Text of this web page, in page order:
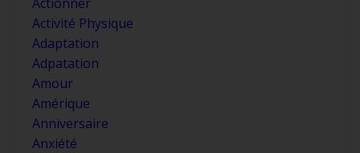
Activité Physique
Adaptation
Adpatation
Amour
Amérique
Anniversaire
Anxiété